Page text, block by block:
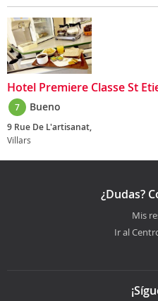
Hotel Premiere Classe St
7 Bueno
9 Rue De L'artisanat,
Villars
¿Dudas?
Mis
Ir al